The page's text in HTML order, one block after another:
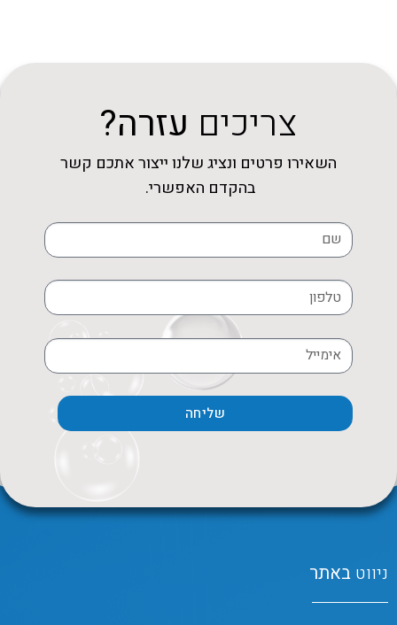
צריכים עזרה?
השאירו פרטים ונציג שלנו ייצור אתכם קשר
בהקדם האפשרי.
שליחה
ניווט באתר